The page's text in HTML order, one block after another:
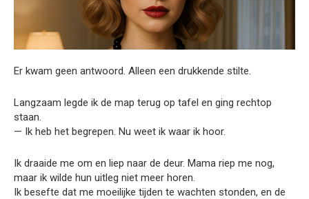
Er kwam geen antwoord. Alleen een drukkende stilte.
Langzaam legde ik de map terug op tafel en ging rechtop
staan.
— Ik heb het begrepen. Nu weet ik waar ik hoor.
Ik draaide me om en liep naar de deur. Mama riep me nog,
maar ik wilde hun uitleg niet meer horen.
Ik besefte dat me moeilijke tijden te wachten stonden, en de